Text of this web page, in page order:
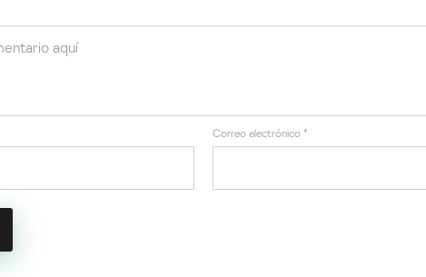
Correo electrónico *